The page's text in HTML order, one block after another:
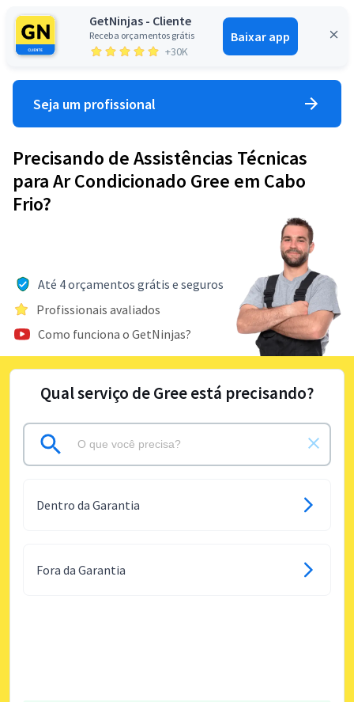
GetNinjas - Cliente
Receba orçamentos grátis
+30K
Baixar app
Entrar
Seja um profissional
Precisando de Assistências Técnicas
para Ar Condicionado Gree em Cabo
Frio?
Até 4 orçamentos grátis e seguros
Profissionais avaliados
Como funciona o GetNinjas?
Qual serviço de Gree está precisando?
Dentro da Garantia
Fora da Garantia